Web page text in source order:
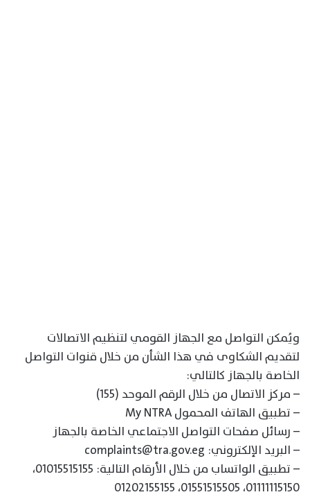
ويُمكن التواصل مع الجهاز القومي لتنظيم الاتصالات
لتقديم الشكاوى في هذا الشأن من خلال قنوات التواصل
الخاصة بالجهاز كالتالي:
– مركز الاتصال من خلال الرقم الموحد (155)
– تطبيق الهاتف المحمول My NTRA
– رسائل صفحات التواصل الاجتماعي الخاصة بالجهاز
– البريد الإلكتروني: complaints@tra.gov.eg
– تطبيق الواتساب من خلال الأرقام التالية: 01015515155،
01111115150، 01551515505، 01202155155